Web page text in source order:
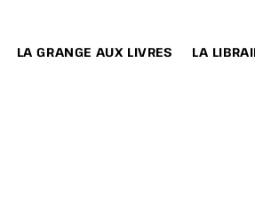
LA GRANGE AUX LIVRES LA